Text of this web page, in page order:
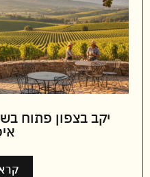
יקב בצפון פתוח